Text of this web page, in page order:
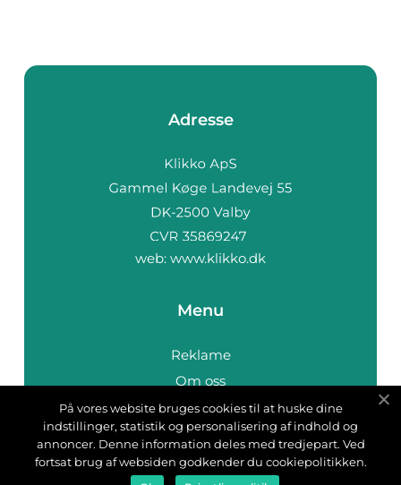
Adresse
web: www.klikko.dk
Menu
Reklame
Om oss
Cookies
Kontakt Oss
Sitemap
På vores website bruges cookies til at huske dine
indstillinger, statistik og personalisering af indhold og
annoncer. Denne information deles med tredjepart. Ved
fortsat brug af websiden godkender du cookiepolitikken.